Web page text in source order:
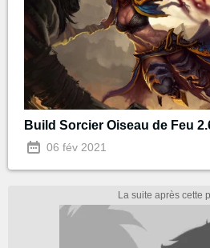
Build Sorcier Oiseau de Feu
06 fév 2021